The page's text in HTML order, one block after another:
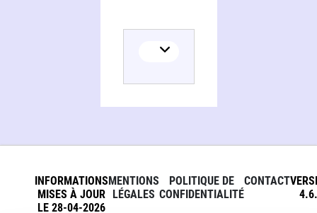
INFORMATIONS
MISES À JOUR
LE 28-04-2026
MENTIONS
LÉGALES
POLITIQUE DE
CONFIDENTIALITÉ
CONTACT